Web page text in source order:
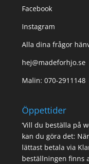
Facebook
Instagram
Alla dina frågor
hej@madeforhjo.se
Malin: 070-2911148
Öppettider
’Vill du beställa på
kan du göra det:
lättast betala via
beställningen finns